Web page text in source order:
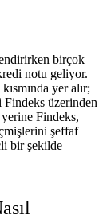
birçok
notu geliyor.
yer alır;
üzerinden
Findeks,
şeffaf
bir şekilde